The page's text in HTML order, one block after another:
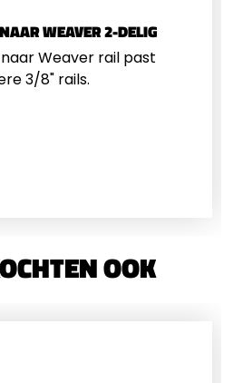
WEAVER 2-DELIG
Weaver rail past
3/8" rails.
OOK